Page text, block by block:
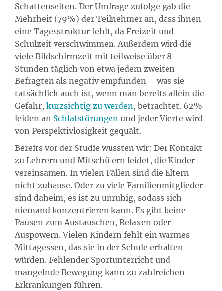
Schattenseiten. Der Umfrage zufolge gab die
Mehrheit (79%) der Teilnehmer an, dass ihnen
eine Tagesstruktur fehlt, da Freizeit und
Schulzeit verschwimmen. Außerdem wird die
viele Bildschirmzeit mit teilweise über 8
Stunden täglich von etwa jedem zweiten
Befragten als negativ empfunden – was sie
tatsächlich auch ist, wenn man bereits allein die
Gefahr, kurzsichtig zu werden , betrachtet. 62%
leiden an Schlafstörungen und jeder Vierte wird
von Perspektivlosigkeit gequält.
Bereits vor der Studie wussten wir: Der Kontakt
zu Lehrern und Mitschülern leidet, die Kinder
vereinsamen. In vielen Fällen sind die Eltern
nicht zuhause. Oder zu viele Familienmitglieder
sind daheim, es ist zu unruhig, sodass sich
niemand konzentrieren kann. Es gibt keine
Pausen zum Austauschen, Relaxen oder
Auspowern. Vielen Kindern fehlt ein warmes
Mittagessen, das sie in der Schule erhalten
würden. Fehlender Sportunterricht und
mangelnde Bewegung kann zu zahlreichen
Erkrankungen führen.